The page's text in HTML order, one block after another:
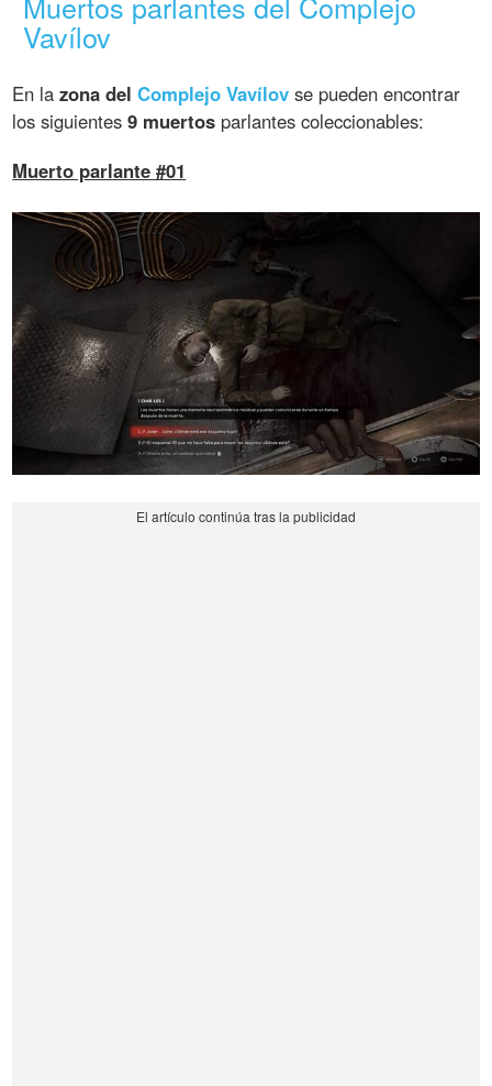
Vavílov
En lazona delComplejo Vavílov se pueden encontrar
los siguientes9 muertos parlantes coleccionables:
Muerto parlante #01